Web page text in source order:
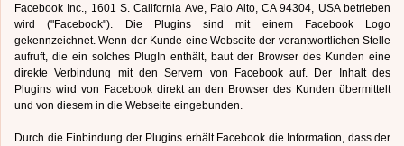
Facebook Inc., 1601 S. California Ave, Palo Alto, CA 94304, USA betrieben
wird ("Facebook"). Die Plugins sind mit einem Facebook Logo
gekennzeichnet. Wenn der Kunde eine Webseite der verantwortlichen Stelle
aufruft, die ein solches PlugIn enthält, baut der Browser des Kunden eine
direkte Verbindung mit den Servern von Facebook auf. Der Inhalt des
Plugins wird von Facebook direkt an den Browser des Kunden übermittelt
und von diesem in die Webseite eingebunden.
Durch die Einbindung der Plugins erhält Facebook die Information, dass der